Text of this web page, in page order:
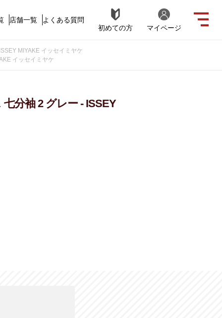
店舗一覧
よくある質問
初めての方
マイページ
MIYAKE イッセイミヤケ
イッセイミヤケ
分袖 2 グレー - ISSEY